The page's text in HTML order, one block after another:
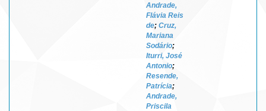
Andrade,
Flávia Reis
de; Cruz,
Mariana
Sodário;
Iturri, José
Antonio;
Resende,
Patrícia;
Andrade,
Priscila